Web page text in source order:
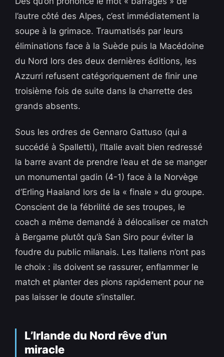
l’autre côté des Alpes, c’est immédiatement la
soupe à la grimace. Traumatisés par leurs
éliminations face à la Suède puis la Macédoine
du Nord lors des deux dernières éditions, les
Azzurri refusent catégoriquement de finir une
troisième fois de suite dans la charrette des
grands absents.
Sous les ordres de Gennaro Gattuso (qui a
succédé à Spalletti), l’Italie avait bien redressé
la barre avant de prendre l’eau et de se manger
un monumental gadin (4-1) face à la Norvège
d’Erling Haaland lors de la « finale » du groupe.
Conscient de la fébrilité de ses troupes, le
coach a même demandé à délocaliser ce match
à Bergame plutôt qu’à San Siro pour éviter la
foudre du public milanais. Les Italiens n’ont pas
le choix : ils doivent se rassurer, enflammer le
match et planter des pions rapidement pour ne
pas laisser le doute s’installer.
L’Irlande du Nord rêve d’un
miracle